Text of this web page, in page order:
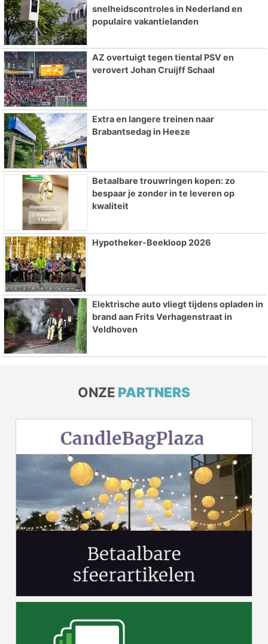
snelheidscontroles in Nederland en
populaire vakantielanden
AZ overtuigt tegen tiental PSV en
verovert Johan Cruijff Schaal
Extra en langere treinen naar
Brabantsedag in Heeze
Betaalbare trouwringen kopen: zo
bespaar je zonder in te leveren op
kwaliteit
Hypotheker-Beekloop 2026
Elektrische auto vliegt tijdens opladen in
brand aan Frits Verhagenstraat in
Veldhoven
ONZE PARTNERS